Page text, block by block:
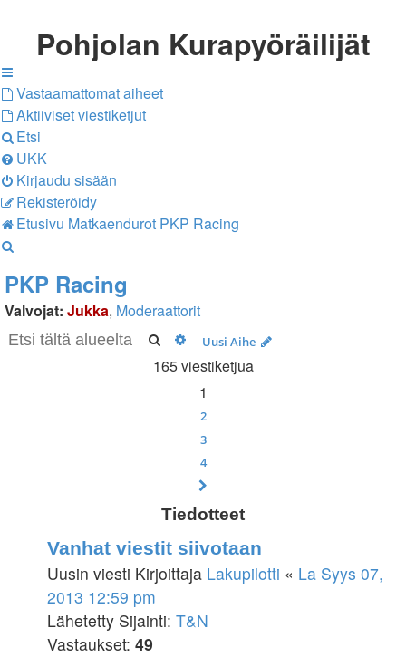
Pohjolan Kurapyöräilijät
Vastaamattomat aiheet
Aktiiviset viestiketjut
Etsi
UKK
Kirjaudu sisään
Rekisteröidy
Etusivu Matkaendurot PKP Racing
PKP Racing
Valvojat: Jukka, Moderaattorit
Uusi Aihe
Etsi Tarkennettu haku
165 viestiketjua
1
2
3
4
Tiedotteet
Vanhat viestit siivotaan
Uusin viesti Kirjoittaja Lakupilotti « La Syys 07,
2013 12:59 pm
Lähetetty Sijainti: T&N
Vastaukset: 49